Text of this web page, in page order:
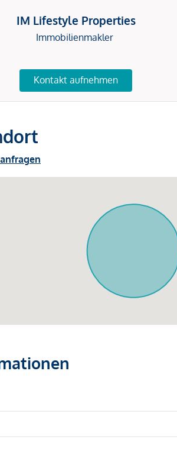
IM Lifestyle Properties
Immobilienmakler
Kontakt aufnehmen